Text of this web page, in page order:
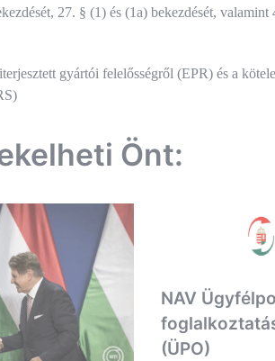
27. § (1) és (1a) bekezdését,
gyártói felelősségről (EPR) és a
Önt:
NAV
(ÜPO)